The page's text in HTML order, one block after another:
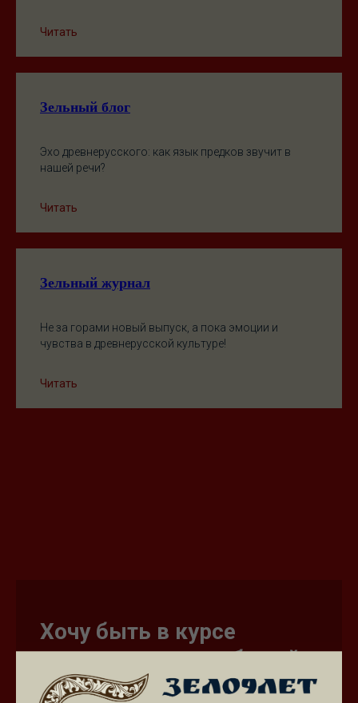
Читать
Зельный блог
Эхо древнерусского: как язык предков звучит в
нашей речи?
Читать
Зельный журнал
Не за горами новый выпуск, а пока эмоции и
чувства в древнерусской культуре!
Читать
Хочу быть в курсе
древнерусских событий